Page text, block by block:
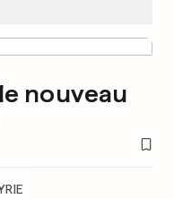
nouveau